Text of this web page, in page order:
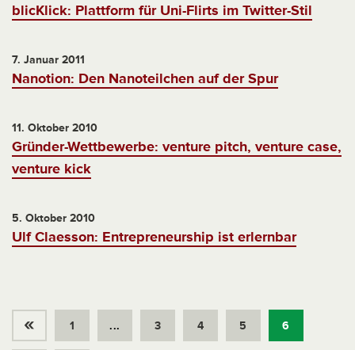
blicKlick: Plattform für Uni-Flirts im Twitter-Stil
7. Januar 2011
Nanotion: Den Nanoteilchen auf der Spur
11. Oktober 2010
Gründer-Wettbewerbe: venture pitch, venture case,
venture kick
5. Oktober 2010
Ulf Claesson: Entrepreneurship ist erlernbar
« 1 ... 3 4 5 6